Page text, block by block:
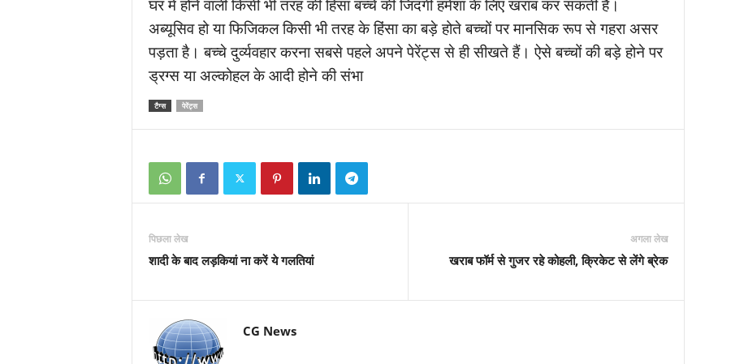
घर में होने वाली किसी भी तरह की हिंसा बच्चे की जिंदगी हमेशा के लिए खराब कर सकती है।
अब्यूसिव हो या फिजिकल किसी भी तरह के हिंसा का बड़े होते बच्चों पर मानसिक रूप से गहरा असर
पड़ता है। बच्चे दुर्व्यवहार करना सबसे पहले अपने पेरेंट्स से ही सीखते हैं। ऐसे बच्चों की बड़े होने पर
ड्रग्स या अल्कोहल के आदी होने की संभा
टैग्स पेरेंट्स
पिछला लेख
शादी के बाद लड़कियां ना करें ये गलतियां
अगला लेख
खराब फॉर्म से गुजर रहे कोहली, क्रिकेट से लेंगे ब्रेक
CG News